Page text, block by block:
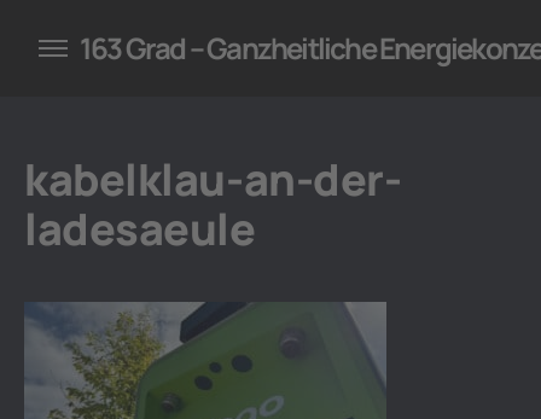
für Unternehmen
163 Grad – Ganzheitliche
kabelklau-an-der-
ladesaeule